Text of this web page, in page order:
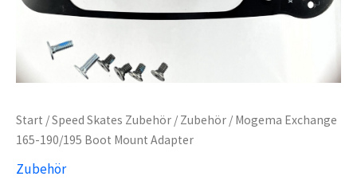
Start /Speed Skates Zubehör / Zubehör / Mogema Exchange
165-190/195 Boot Mount Adapter
Zubehör